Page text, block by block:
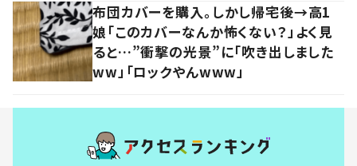
布団カバーを購入。しかし帰宅後→高1
娘「このカバーなんか怖くない？」よく見
ると…”衝撃の光景”に「吹き出しました
ww」「ロックやんwww」